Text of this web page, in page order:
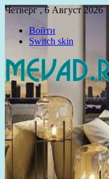
Четверг , 6 Август 2026
Войти
Switch skin